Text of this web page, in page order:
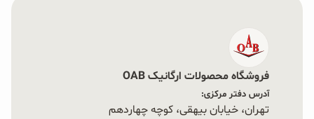
فروشگاه محصولات ارگانیک OAB
آدرس دفتر مرکزی:
تهران، خیابان بیهقی، کوچه چهاردهم